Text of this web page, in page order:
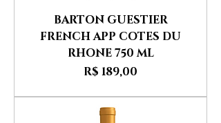
BARTON GUESTIER
FRENCH APP COTES DU
RHONE 750 ML
Preço
R$ 189,00